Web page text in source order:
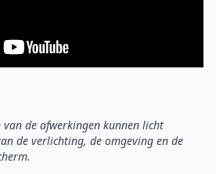
van de afwerkingen kunnen licht
de verlichting, de omgeving en de